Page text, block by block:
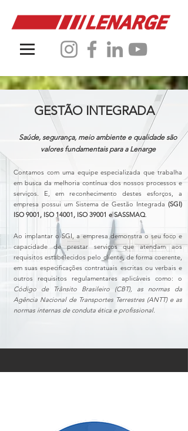
Uma norma internacional que
estabelece requisitos para o
Sistema de Gestão da Segurança
Viária.
A Lenarge é certificada nesta
norma desde Dezembro de 2023.
GESTÃO INTEGRADA
Saúde, segurança, meio ambiente e qualidade são
valores fundamentais para a Lenarge
Contamos com uma equipe especializada que trabalha
em busca da melhoria contínua dos nossos processos e
serviços. E, em reconhecimento destes esforços, a
empresa possui um Sistema de Gestão Integrada (SGI)
ISO 9001, ISO 14001, ISO 39001 e SASSMAQ.
Ao implantar o SGI, a empresa demonstra o seu foco e
capacidade de prestar serviços que atendam aos
requisitos estabelecidos pelo cliente, de forma coerente,
em suas especificações contratuais escritas ou verbais e
outros requisitos regulamentares aplicáveis como: o
Código de Trânsito Brasileiro (CBT), as normas da
Agência Nacional de Transportes Terrestres (ANTT) e as
normas internas de conduta ética e profissional.